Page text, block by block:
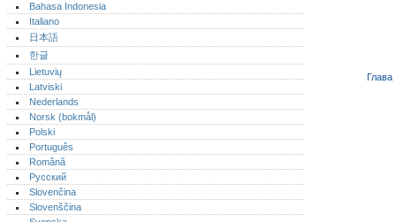
Глава
Bahasa Indonesia
Italiano
日本語
한글
Lietuvių
Latviski
Nederlands
Norsk (bokmål)‎
Polski
Português‎
Română
Русский
Slovenčina
Slovenščina